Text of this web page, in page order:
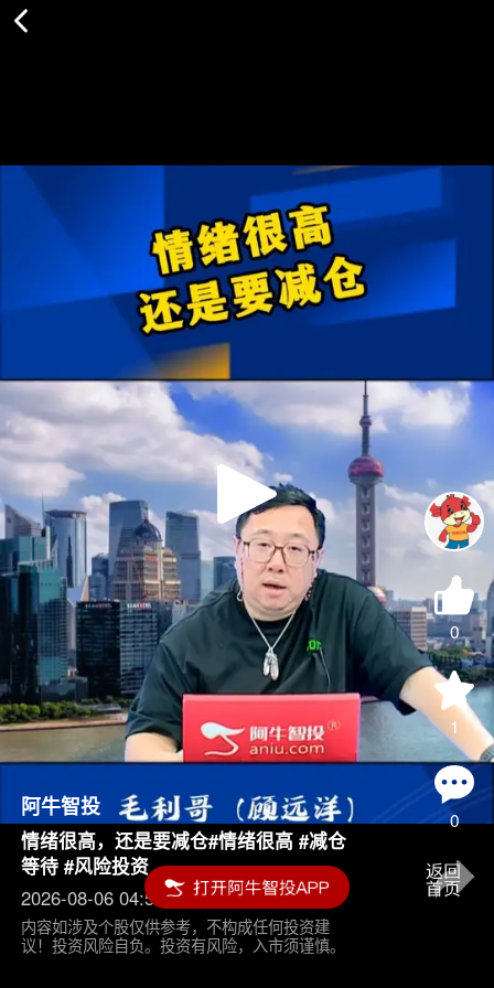
Play
Video
0
1
0
阿牛智投
情绪很高，还是要减仓#情绪很高 #减仓
等待 #风险投资
2026-08-06 04:55
内容如涉及个股仅供参考，不构成任何投资建
议！投资风险自负。投资有风险，入市须谨慎。